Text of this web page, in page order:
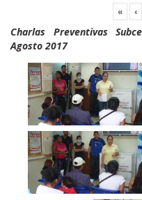
« ‹
Charlas Preventivas
Agosto 2017